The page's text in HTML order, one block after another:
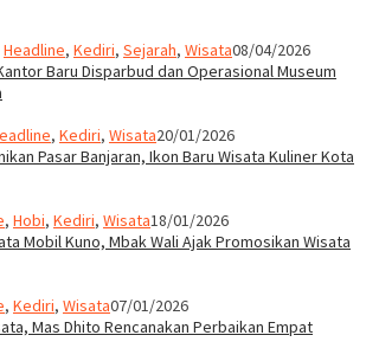
Headline, Kediri, Sejarah, Wisata08/04/2026
Baru Disparbud dan Operasional Museum
, Kediri, Wisata20/01/2026
Pasar Banjaran, Ikon Baru Wisata Kuliner Kota
, Hobi, Kediri, Wisata18/01/2026
Mobil Kuno, Mbak Wali Ajak Promosikan Wisata
, Kediri, Wisata07/01/2026
Mas Dhito Rencanakan Perbaikan Empat